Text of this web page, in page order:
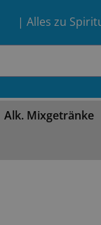
| Alles zu
Alk. Mixgetränke